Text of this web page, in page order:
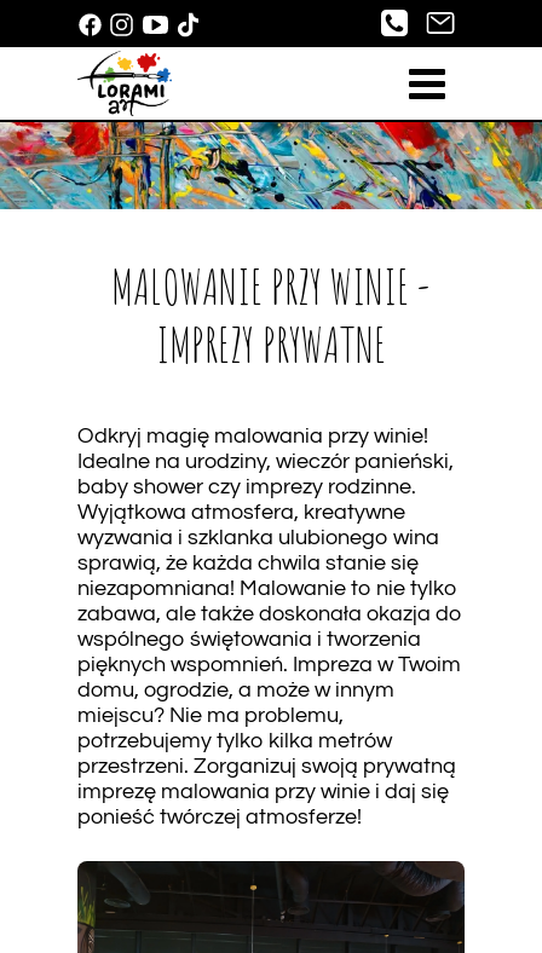
MALOWANIE PRZY WINIE -
IMPREZY PRYWATNE
Odkryj magię malowania przy winie!
Idealne na urodziny, wieczór panieński,
baby shower czy imprezy rodzinne.
Wyjątkowa atmosfera, kreatywne
wyzwania i szklanka ulubionego wina
sprawią, że każda chwila stanie się
niezapomniana! Malowanie to nie tylko
zabawa, ale także doskonała okazja do
wspólnego świętowania i tworzenia
pięknych wspomnień. Impreza w Twoim
domu, ogrodzie, a może w innym
miejscu? Nie ma problemu,
potrzebujemy tylko kilka metrów
przestrzeni. Zorganizuj swoją prywatną
imprezę malowania przy winie i daj się
ponieść twórczej atmosferze!